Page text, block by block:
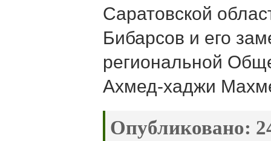
Саратовской
Бибарсов и его
региональной
Ахмед-хаджи
Опубликовано: